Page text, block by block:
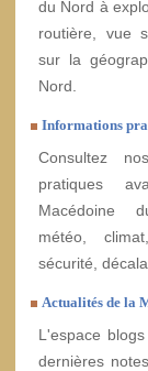
du Nord à
routière, vue
sur la
Nord.
Informations
Consultez
pratiques
Macédoine
météo,
sécurité,
Actualités de la
L'espace
dernières